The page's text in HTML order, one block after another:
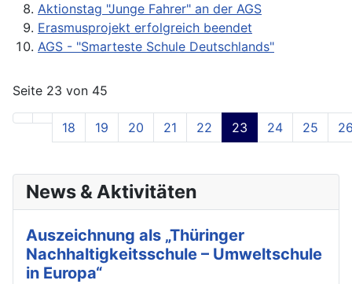
Aktionstag "Junge Fahrer" an der AGS
Erasmusprojekt erfolgreich beendet
AGS - "Smarteste Schule Deutschlands"
Seite 23 von 45
18 19 20 21 22 23 24 25
News & Aktivitäten
Auszeichnung als „Thüringer
Nachhaltigkeitsschule – Umweltschule
in Europa“